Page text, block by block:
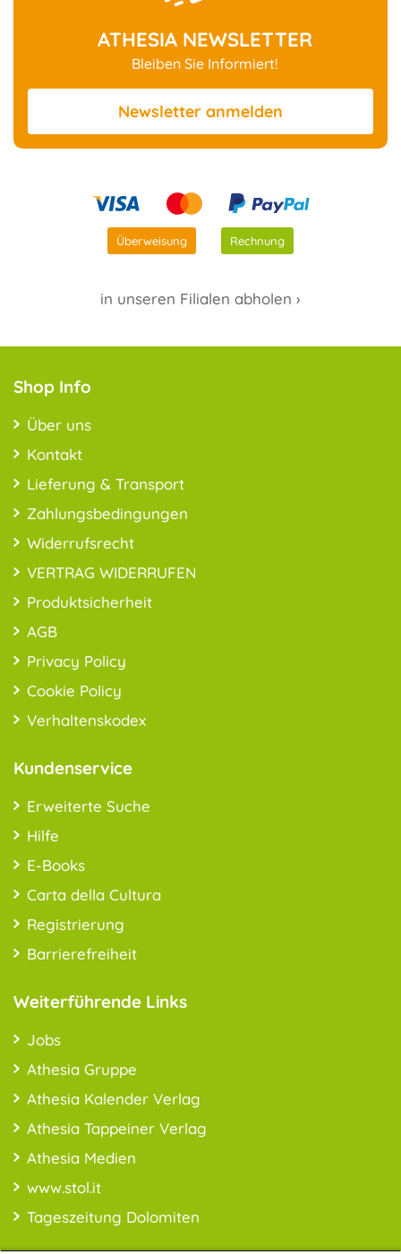
ATHESIA NEWSLETTER
Bleiben Sie Informiert!
Newsletter anmelden
Überweisung Rechnung
in unseren Filialen abholen ›
Shop Info
Über uns
Kontakt
Lieferung & Transport
Zahlungsbedingungen
Widerrufsrecht
VERTRAG WIDERRUFEN
Produktsicherheit
AGB
Privacy Policy
Cookie Policy
Verhaltenskodex
Kundenservice
Erweiterte Suche
Hilfe
E-Books
Carta della Cultura
Registrierung
Barrierefreiheit
Weiterführende Links
Jobs
Athesia Gruppe
Athesia Kalender Verlag
Athesia Tappeiner Verlag
Athesia Medien
www.stol.it
Tageszeitung Dolomiten